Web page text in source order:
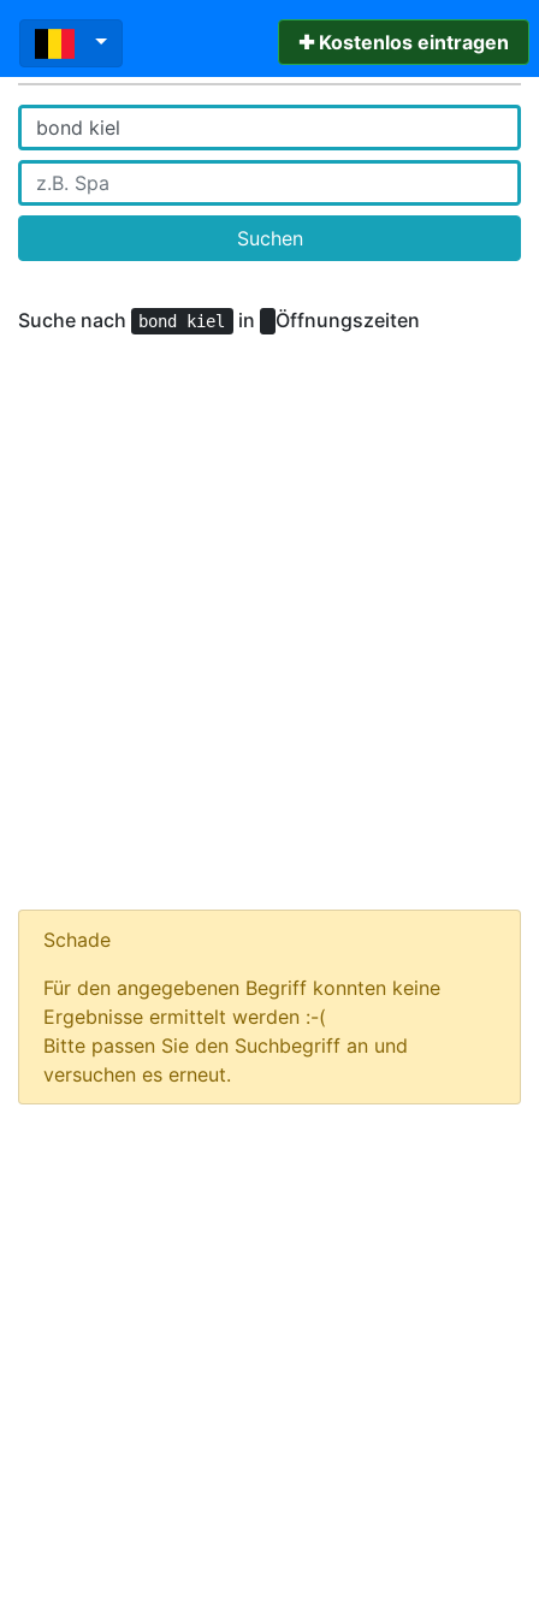
✚ Kostenlos eintragen
Suchen
Suche nach bond kiel in Öffnungszeiten
Schade
Für den angegebenen Begriff konnten keine
Ergebnisse ermittelt werden :-(
Bitte passen Sie den Suchbegriff an und
versuchen es erneut.